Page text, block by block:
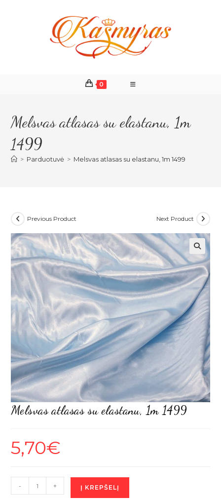
0
Melsvas atlasas su elastanu, 1m
1499
> Parduotuvė > Melsvas atlasas su elastanu, 1m 1499
Previous Product Next Product
Melsvas atlasas su elastanu, 1m 1499
5,70€
produkto
kiekis:
- + Į KREPŠELĮ